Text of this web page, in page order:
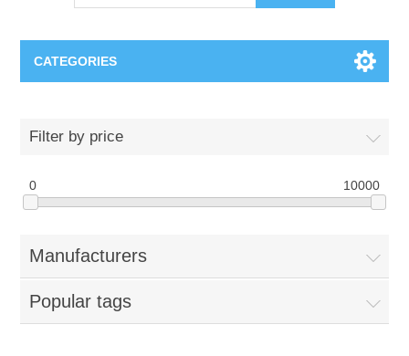
CATEGORIES
OCT 平衡探测器
OCT数据采集卡
TOPCON
Plasma Etching Equipment
Ingot Inspection
Filter by price
0 10000
Manufacturers
Popular tags